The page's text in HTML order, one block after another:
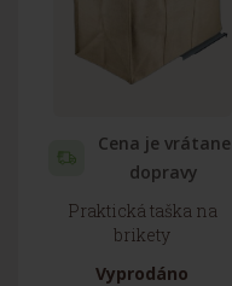
Cena je vrátane
dopravy
Praktická taška na
brikety
Vyprodáno